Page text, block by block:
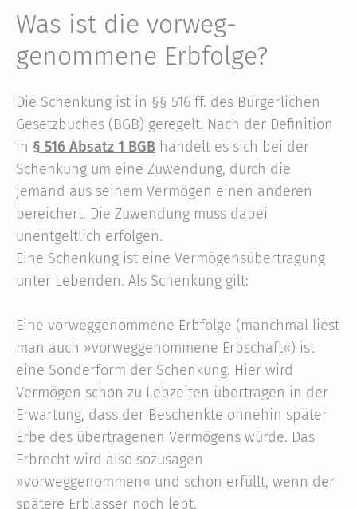
Was ist die vorweg­
genommene Erb­folge?
Die Schenkung ist in §§ 516 ff. des Bürgerlichen
Gesetzbuches (BGB) geregelt. Nach der Definition
in § 516 Absatz 1 BGB handelt es sich bei der
Schenkung um eine Zuwendung, durch die
jemand aus seinem Vermögen einen anderen
bereichert. Die Zuwendung muss dabei
unentgeltlich erfolgen.
Eine Schenkung ist eine Vermögensübertragung
unter Lebenden. Als Schenkung gilt:
Eine vorweggenommene Erbfolge (manchmal liest
man auch »vorweggenommene Erbschaft«) ist
eine Sonderform der Schenkung: Hier wird
Vermögen schon zu Lebzeiten übertragen in der
Erwartung, dass der Beschenkte ohnehin später
Erbe des übertragenen Vermögens würde. Das
Erbrecht wird also sozusagen
»vorweggenommen« und schon erfüllt, wenn der
spätere Erblasser noch lebt.